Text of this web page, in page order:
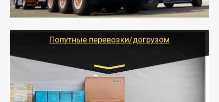
- Тайгер Логистик предоставляет услуги по
грузоперевозкам для физических и юридических лиц
Попутные перевозки/догрузом
Транспорт:
Газель (1,5 и 3 тонны), Бычок, Еврофура от 5 до
10 тонн